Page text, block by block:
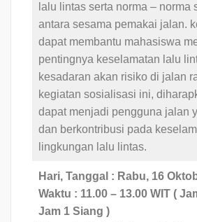
lalu lintas serta norma – norma
antara sesama pemakai jalan.
dapat membantu mahasiswa
pentingnya keselamatan lalu
kesadaran akan risiko di jalan
kegiatan sosialisasi ini,
dapat menjadi pengguna jalan
dan berkontribusi pada
lingkungan lalu lintas.
Hari, Tanggal : Rabu, 16
Waktu : 11.00 – 13.00 WIT (
Jam 1 Siang )